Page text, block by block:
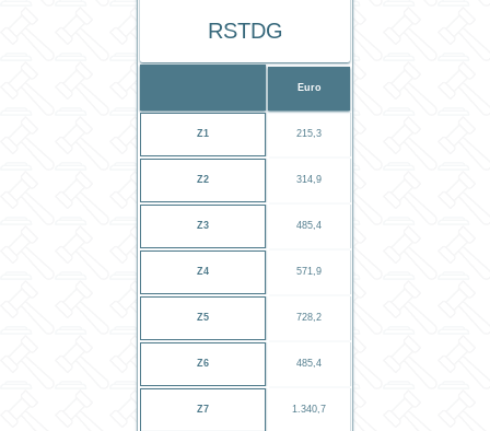
RStDG
Euro
Z1 215,3
Z2 314,9
Z3 485,4
Z4 571,9
Z5 728,2
Z6 485,4
Z7 1.340,7